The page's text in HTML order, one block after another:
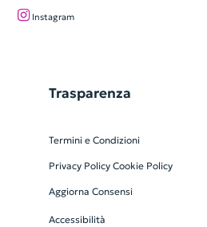
Instagram
Trasparenza
Termini e Condizioni
Privacy Policy Cookie Policy
Aggiorna Consensi
Accessibilità